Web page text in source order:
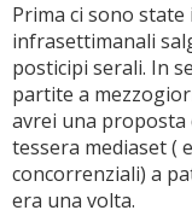
Prima ci sono
infrasettimanali
posticipi serali. In
partite a
avrei una proposta
tessera mediaset (
concorrenziali) a
era una volta.